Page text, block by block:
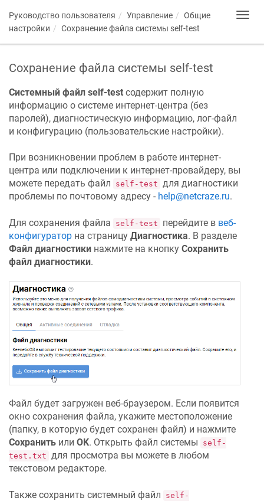
Руководство пользователя Управление
Общие
настройки
Сохранение файла системы self-test
Сохранение файла системы self-test
Системный файл self-test содержит полную
информацию о системе интернет-центра (без
паролей), диагностическую информацию, лог-файл
и конфигурацию (пользовательские настройки).
При возникновении проблем в работе интернет-
центра или подключении к интернет-провайдеру, вы
можете передать файл
self-test для диагностики
проблемы по почтовому адресу - help@netcraze.ru.
Для сохранения файла self-test перейдите в веб-
конфигуратор на страницу Диагностика. В разделе
Файл диагностики нажмите на кнопку Сохранить
файл диагностики.
Файл будет загружен веб-браузером. Если появится
окно сохранения файла, укажите местоположение
(папку, в которую будет сохранен файл) и нажмите
Сохранить или OK. Открыть файл системы
self-
test.txt для просмотра вы можете в любом
текстовом редакторе.
Также сохранить системный файл
self-